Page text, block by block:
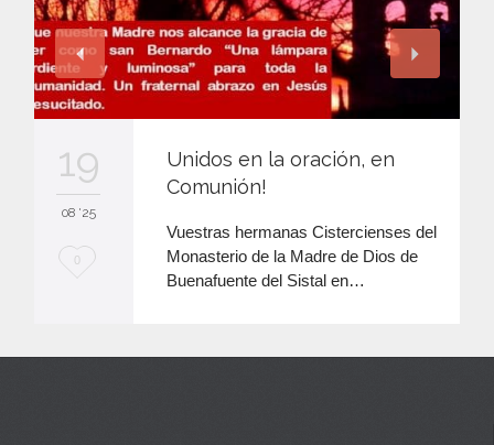
19
08 '25
M
0
Unidos en la oración, en
Comunión!
Vuestras hermanas Cistercienses del
Monasterio de la Madre de Dios de
Buenafuente del Sistal en…